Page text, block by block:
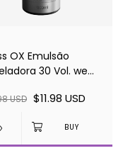
OX Emulsão
30 Vol. we
USD $11.98 USD